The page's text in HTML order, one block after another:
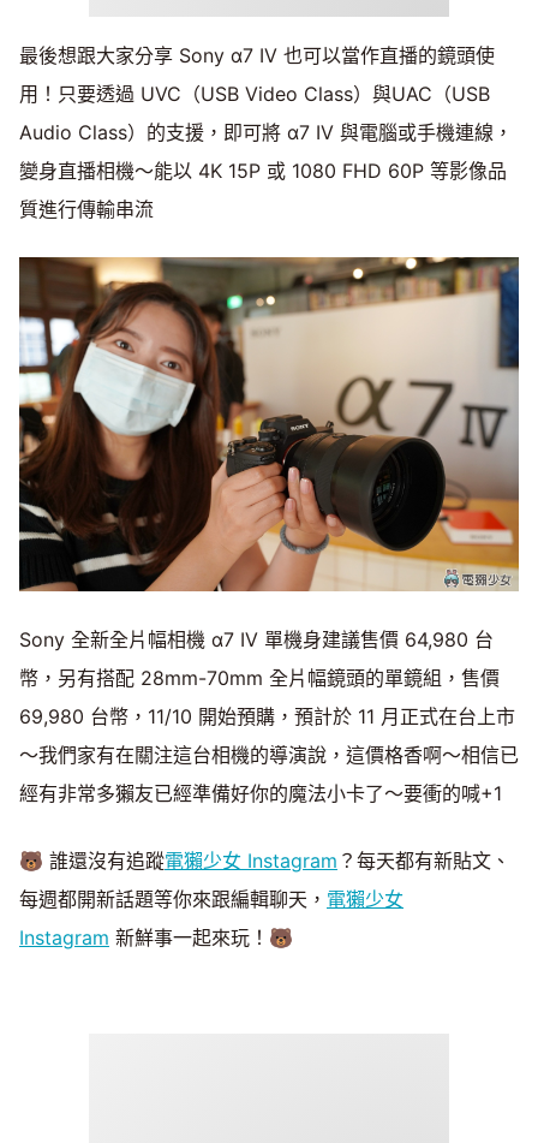
最後想跟大家分享 Sony α7 IV 也可以當作直播的鏡頭使
用！只要透過 UVC（USB Video Class）與UAC（USB
Audio Class）的支援，即可將 α7 IV 與電腦或手機連線，
變身直播相機～能以 4K 15P 或 1080 FHD 60P 等影像品
質進行傳輸串流
Sony 全新全片幅相機 α7 IV 單機身建議售價 64,980 台
幣，另有搭配 28mm-70mm 全片幅鏡頭的單鏡組，售價
69,980 台幣，11/10 開始預購，預計於 11 月正式在台上市
～我們家有在關注這台相機的導演說，這價格香啊～相信已
經有非常多獺友已經準備好你的魔法小卡了～要衝的喊+1
🐻 誰還沒有追蹤電獺少女 Instagram ？每天都有新貼文、
每週都開新話題等你來跟編輯聊天， 電獺少女
Instagram 新鮮事一起來玩！🐻